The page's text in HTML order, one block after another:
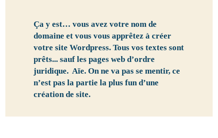
Ça y est… vous avez votre nom de
domaine et vous vous apprêtez à créer
votre site Wordpress. Tous vos textes sont
prêts... sauf les pages web d’ordre
juridique. Aïe. On ne va pas se mentir, ce
n’est pas la partie la plus fun d’une
création de site.